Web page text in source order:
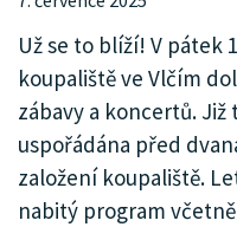
MENU
INZERCE
Už se to blíží! V pátek
koupaliště ve Vlčím
zábavy a koncertů.
uspořádána před
založení koupaliště.
nabitý program